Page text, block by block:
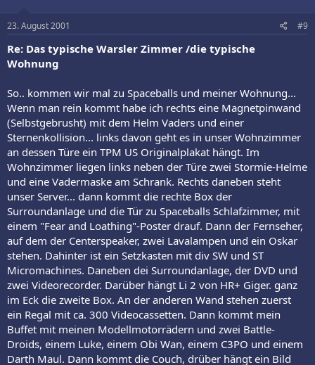
23. August 2001 #9
Re: Das typische Warsler Zimmer /die typische
Wohnung
So.. kommen wir mal zu Spaceballs und meiner Wohnung...
Wenn man rein kommt habe ich rechts eine Magnetpinwand
(Selbstgebrusht) mit dem Helm Vaders und einer
Sternenkollision... links davon geht es in unser Wohnzimmer
an dessen Türe ein TPM US Originalplakat hängt. Im
Wohnzimmer liegen links neben der Türe zwei Stormie-Helme
und eine Vadermaske am Schrank. Rechts daneben steht
unser Server... dann kommt die rechte Box der
Surroundanlage und die Tür zu Spaceballs Schlafzimmer, mit
einem "Fear and Loathing"-Poster drauf. Dann der Fernseher,
auf dem der Centerspeaker, zwei Lavalampen und ein Oskar
stehen. Dahinter ist ein Setzkasten mit div SW und ST
Micromachines. Daneben dei Surroundanlage, der DVD und
zwei Videorecorder. Darüber hängt Li 2 von HR+ Giger. ganz
im Eck die zweite Box. An der anderen Wand stehen zuerst
ein Regal mit ca. 300 Videocassetten. Dann kommt mein
Buffet mit meinen Modellmotorrädern und zwei Battle-
Droids, einem Luke, einem Obi Wan, einem C3PO und einem
Darth Maul. Dann kommt die Couch, drüber hängt ein Bild